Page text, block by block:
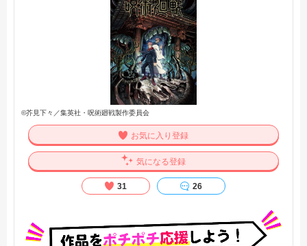
©芥見下々／集英社・呪術廻戦製作委員会
お気に入り登録
気になる登録
31 26